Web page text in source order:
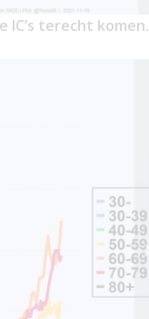
IC’s terecht komen.